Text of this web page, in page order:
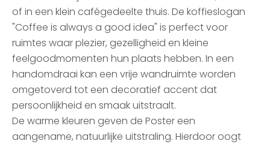
of in een klein cafégedeelte thuis. De koffieslogan
"Coffee is always a good idea" is perfect voor
ruimtes waar plezier, gezelligheid en kleine
feelgoodmomenten hun plaats hebben. In een
handomdraai kan een vrije wandruimte worden
omgetoverd tot een decoratief accent dat
persoonlijkheid en smaak uitstraalt.
De warme kleuren geven de Poster een
aangename, natuurlijke uitstraling. Hierdoor oogt